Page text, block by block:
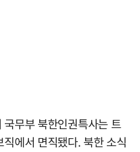
무부 북한인권특사는 트
에서 면직됐다. 북한 소식